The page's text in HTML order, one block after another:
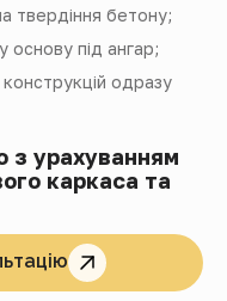
твердіння бетону;
основу під ангар;
одразу
з урахуванням
каркаса та